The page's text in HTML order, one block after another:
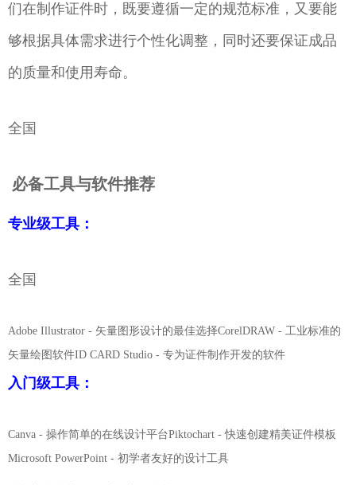
们在制作证件时，既要遵循一定的规范标准，又要能
够根据具体需求进行个性化调整，同时还要保证成品
的质量和使用寿命。
全国
必备工具与软件推荐
专业级工具：
全国
Adobe Illustrator - 矢量图形设计的最佳选择CorelDRAW - 工业标准的
矢量绘图软件ID CARD Studio - 专为证件制作开发的软件
入门级工具：
Canva - 操作简单的在线设计平台Piktochart - 快速创建精美证件模板
Microsoft PowerPoint - 初学者友好的设计工具